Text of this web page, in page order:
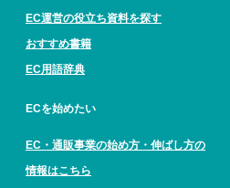
EC運営の役立ち資料を探す
おすすめ書籍
EC用語辞典
ECを始めたい
EC・通販事業の始め方・伸ばし方の
情報はこちら